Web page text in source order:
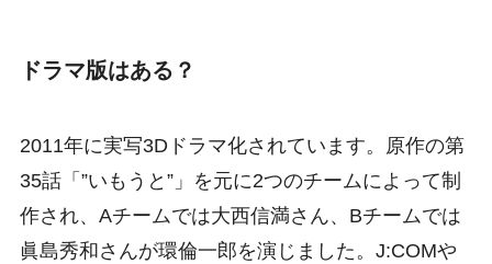
ドラマ版はある？
2011年に実写3Dドラマ化されています。原作の第
35話「”いもうと”」を元に2つのチームによって制
作され、Aチームでは大西信満さん、Bチームでは
眞島秀和さんが環倫一郎を演じました。J:COMや